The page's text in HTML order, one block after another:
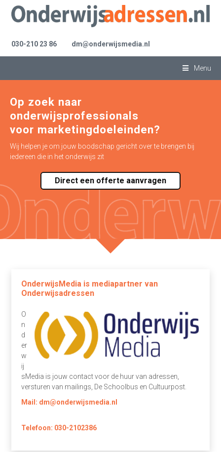
030-210 23 86 dm@onderwijsmedia.nl
Menu
Op zoek naar
onderwijsprofessionals
voor marketingdoeleinden?
Wij helpen je om jouw boodschap gericht over te brengen bij
iedereen die in het onderwijs zit
Direct een offerte aanvragen
OnderwijsMedia is mediapartner van
Onderwijsadressen
O
n
d
er
w
ij
sMedia is jouw contact voor de huur van adressen,
versturen van mailings, De Schoolbus en Cultuurpost.
Mail: dm@onderwijsmedia.nl
Telefoon: 030-2102386